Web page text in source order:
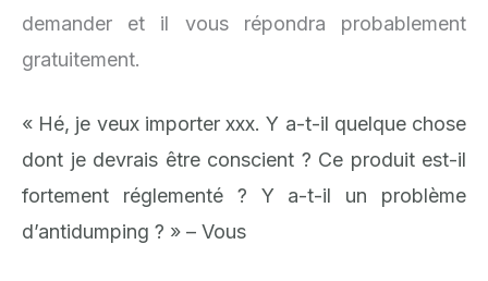
demander et il vous répondra probablement
gratuitement.
« Hé, je veux importer xxx. Y a-t-il quelque chose
dont je devrais être conscient ? Ce produit est-il
fortement réglementé ? Y a-t-il un problème
d’antidumping ? » – Vous